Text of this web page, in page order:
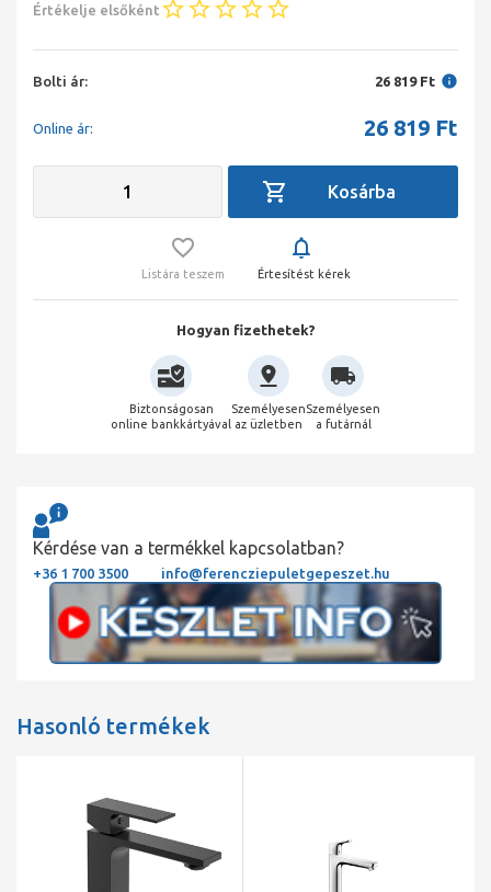
Értékelje elsőként
Bolti ár: 26 819 Ft
Online ár: 26 819 Ft
Listára teszem Értesítést kérek
Hogyan fizethetek?
Biztonságosan
online bankkártyával
Személyesen
az üzletben
Személyesen
a futárnál
Kérdése van a termékkel kapcsolatban?
+36 1 700 3500 info@ferencziepuletgepeszet.hu
Hasonló termékek